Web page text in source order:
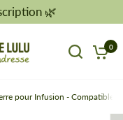
🌿
0
pour Infusion - Compatible